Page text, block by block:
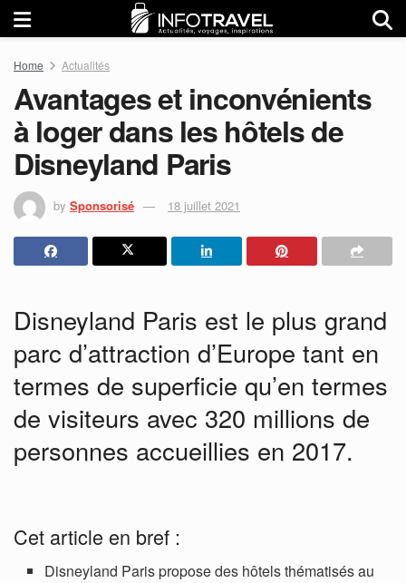
Home Actualités
Avantages et inconvénients
à loger dans les hôtels de
Disneyland Paris
by Sponsorisé 18 juillet 2021
Disneyland Paris est le plus grand
parc d’attraction d’Europe tant en
termes de superficie qu’en termes
de visiteurs avec 320 millions de
personnes accueillies en 2017.
Cet article en bref :
Disneyland Paris propose des hôtels thématisés au